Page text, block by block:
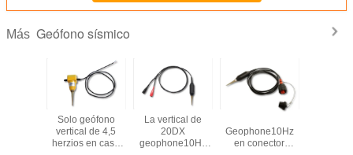
Más Geófono sísmico
Solo geófono
vertical de 4,5
herzios en caso
La vertical de
20DX
geophone10Hz
Geophone10Hz
en conector